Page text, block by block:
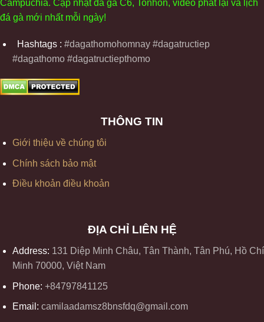
Campuchia. Cập nhậtđá gà C6, Tonhon, video phátl ại và ịch
đá gà mới nhất mỗi ngày!
Hashtags : #dagathomohomnay #dagatructiep
#dagathomo #dagatructiepthomo
THÔNG TIN
Giới thiệu về chúng tôi
Chính sách bảo mật
Điều khoản điều khoản
ĐỊA CHỈ LIÊN HỆ
Address: 131 Diệp Minh Châu, Tân Thành, Tân Phú, Hồ Chí
Minh 70000, Việt Nam
Phone: +84797841125
Email: camilaadamsz8bnsfdq@gmail.com